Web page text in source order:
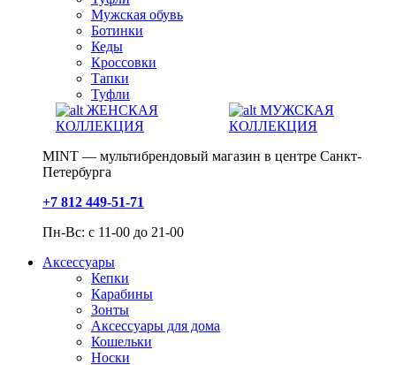
Мужская обувь
Ботинки
Кеды
Кроссовки
Тапки
Туфли
ЖЕНСКАЯ
КОЛЛЕКЦИЯ
МУЖСКАЯ
КОЛЛЕКЦИЯ
MINT — мультибрендовый магазин в центре Санкт-
Петербурга
+7 812 449-51-71
Пн-Вс: с 11-00 до 21-00
Аксессуары
Кепки
Карабины
Зонты
Аксессуары для дома
Кошельки
Носки